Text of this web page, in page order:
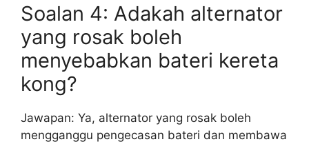
Soalan 4: Adakah alternator
yang rosak boleh
menyebabkan bateri kereta
kong?
Jawapan: Ya, alternator yang rosak boleh
mengganggu pengecasan bateri dan membawa